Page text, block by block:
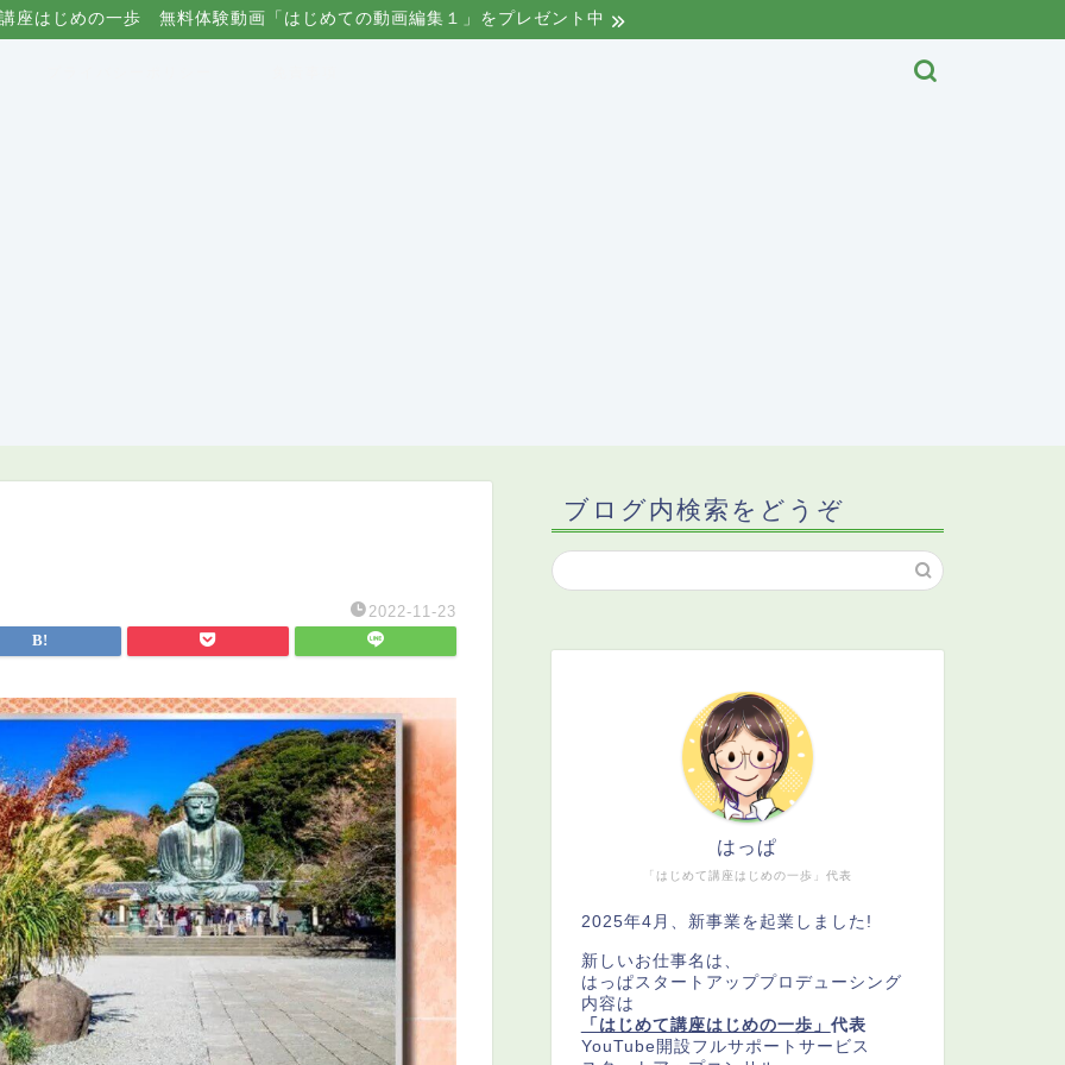
座はじめの一歩 無料体験動画「はじめての動画編集１」をプレゼント中
2022-11-23
ブログ内検索をどうぞ
「はじめて講座はじめの一歩」代表
はっぱ
2025年4月、新事業を起業しました!
新しいお仕事名は、
はっぱスタートアッププロデューシング
内容は
「はじめて講座はじめの一歩」 代表
YouTube開設フルサポートサービス